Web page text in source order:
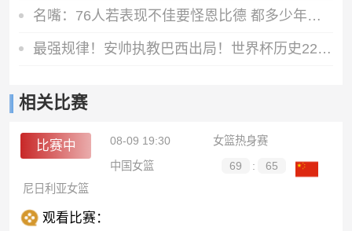
名嘴：76人若表现不佳要怪恩比德 都多少年了 詹姆斯不该是替罪羊
最强规律！安帅执教巴西出局！世界杯历史22冠的主帅均来自本国
相关比赛
比赛中 08-09 19:30
女篮热身赛
中国女篮
69 :
65
尼日利亚女篮
观看比赛：